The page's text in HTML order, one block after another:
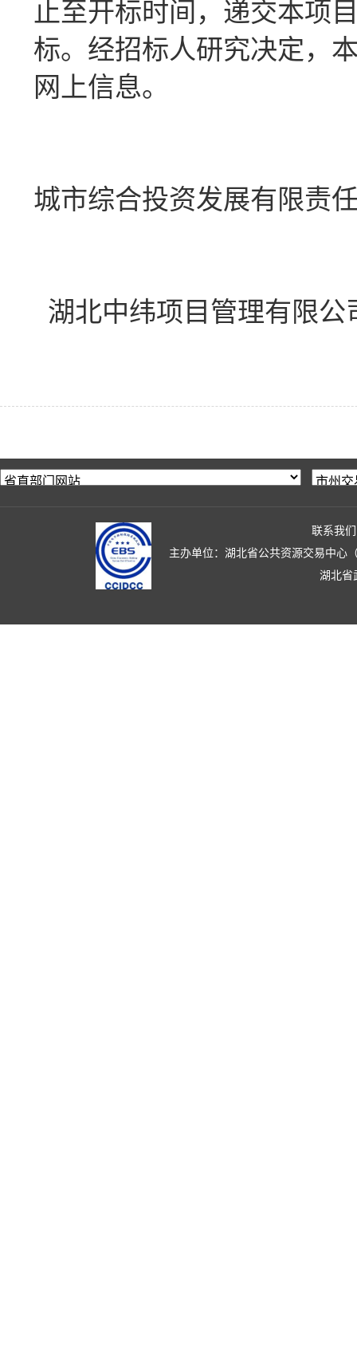
止至开标时间，递交本项
标。经招标人研究决定，
网上信息。
城市综合投资发展有限责
湖北中纬项目管理有限公
联系我们
主办单位：湖北省公共资源交易中心
湖北省